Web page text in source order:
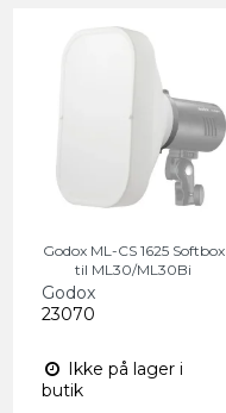
Godox ML-CS 1625 Softbox
til ML30/ML30Bi
Godox
23070
Ikke på lager i
butik